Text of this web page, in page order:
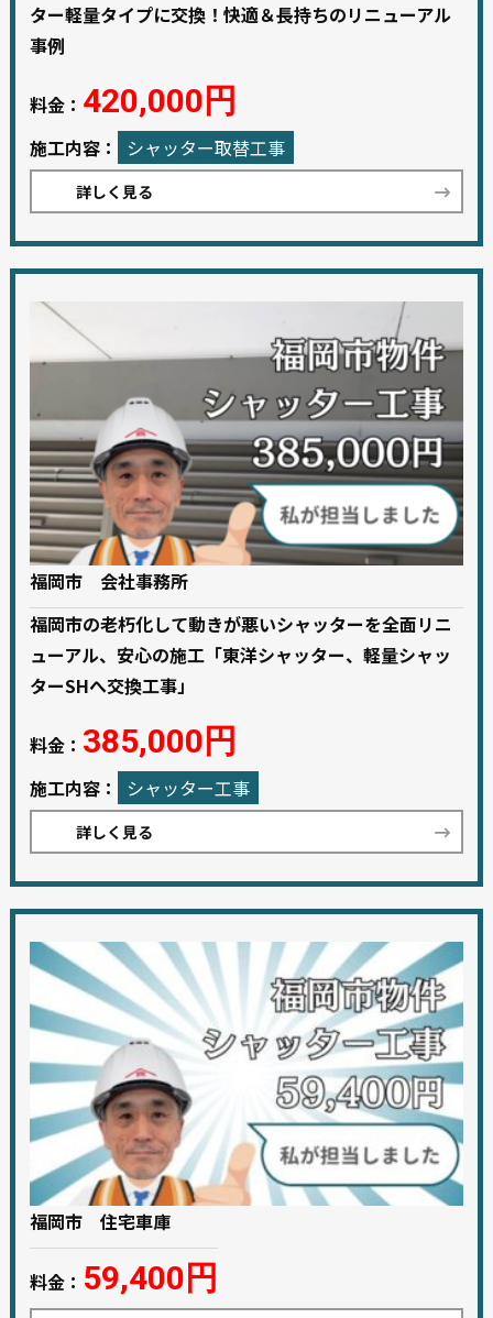
ター軽量タイプに交換！快適＆長持ちのリニューアル
事例
料金： 420,000円
施工内容： シャッター取替工事
詳しく見る
福岡市 会社事務所
福岡市の老朽化して動きが悪いシャッターを全面リニ
ューアル、安心の施工「東洋シャッター、軽量シャッ
ターSHへ交換工事」
料金： 385,000円
施工内容： シャッター工事
詳しく見る
福岡市 住宅車庫
料金： 59,400円